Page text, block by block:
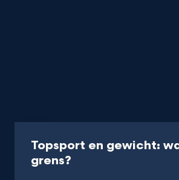
Topsport en gewicht:
grens?